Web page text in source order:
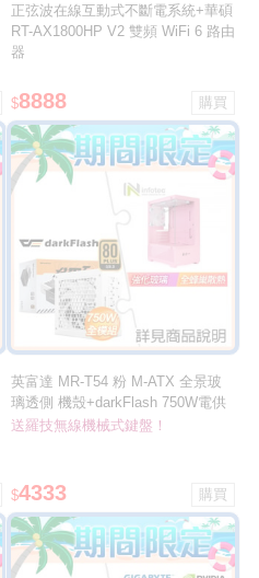
正弦波在線互動式不斷電系統+華碩
RT-AX1800HP V2 雙頻 WiFi 6 路由
器
$8888
英富達 MR-T54 粉 M-ATX 全景玻
璃透側 機殼+darkFlash 750W電供
★送羅技無線藍芽機械鍵盤
送羅技無線機械式鍵盤！
$4333